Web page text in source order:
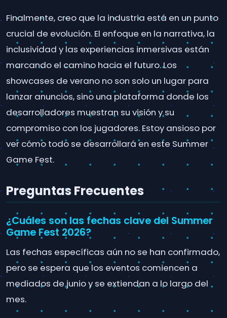
Finalmente, creo que la industria está en un punto
crucial de evolución. El enfoque en la narrativa, la
inclusividad y las experiencias inmersivas están
marcando el camino hacia el futuro. Los
showcases de verano no son solo un lugar para
lanzar anuncios, sino una plataforma donde los
desarrolladores muestran su visión y su
compromiso con los jugadores. Estoy ansioso por
ver cómo todo se desarrollará en este Summer
Game Fest.
Preguntas Frecuentes
¿Cuáles son las fechas clave del Summer
Game Fest 2026?
Las fechas específicas aún no se han confirmado,
pero se espera que los eventos comiencen a
mediados de junio y se extiendan a lo largo del
mes.